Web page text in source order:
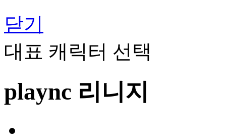
닫기
대표 캐릭터 선택
plaync 리니지